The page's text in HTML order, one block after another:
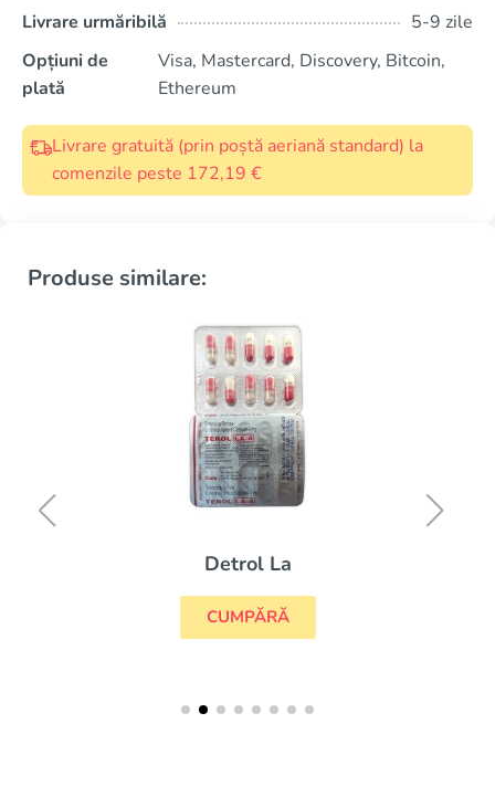
Livrare urmăribilă
5-9 zile
Opțiuni de
plată
Visa, Mastercard, Discovery, Bitcoin,
Ethereum
Livrare gratuită (prin poștă aeriană standard) la
comenzile peste 172,19 €
Produse similare:
Detrol La
CUMPĂRĂ